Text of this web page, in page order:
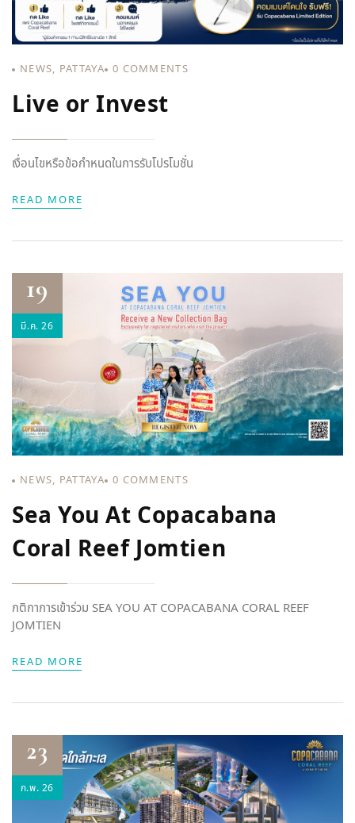
NEWS, PATTAYA 0 COMMENTS
Live or Invest
เงื่อนไขหรือข้อกำหนดในการรับโปรโมชั่น
READ MORE
19
มี.ค. 26
NEWS, PATTAYA 0 COMMENTS
Sea You At Copacabana
Coral Reef Jomtien
กติกาการเข้าร่วม SEA YOU AT COPACABANA CORAL REEF
JOMTIEN
READ MORE
23
ก.พ. 26